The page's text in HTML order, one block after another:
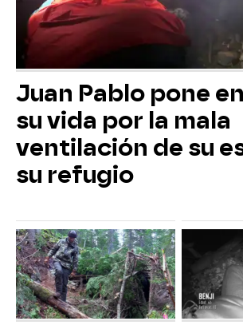
Juan Pablo pone
su vida por la mala
ventilación de su
su refugio